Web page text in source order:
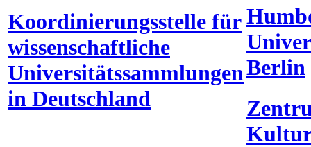
Koordinierungsstelle für
wissenschaftliche
Universitätssammlungen
in Deutschland
Berlin